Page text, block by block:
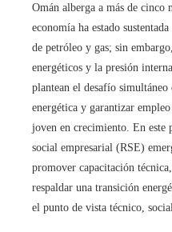
Omán alberga a más de cinco
economía ha estado
de petróleo y gas; sin
energéticos y la presión
plantean el desafío
energética y garantizar
joven en crecimiento. En este
social empresarial (RSE)
promover capacitación
respaldar una transición
el punto de vista técnico,